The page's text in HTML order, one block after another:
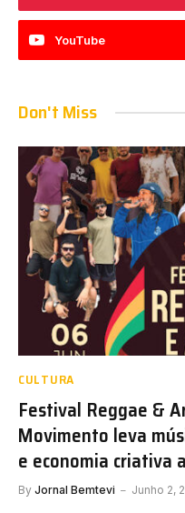
YouTube
Don't Miss
CULTURA
Festival Reggae &
Movimento leva
e economia criativa
By Jornal Bemtevi Junho 2,